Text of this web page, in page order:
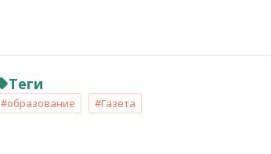
Теги
#образование #Газета